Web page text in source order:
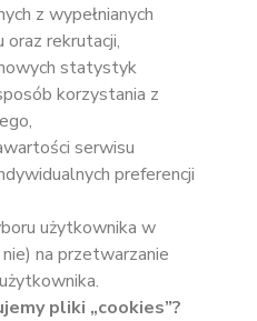
z wypełnianych
rekrutacji,
statystyk
korzystania z
serwisu
preferencji
użytkownika w
na przetwarzanie
pliki „cookies”?